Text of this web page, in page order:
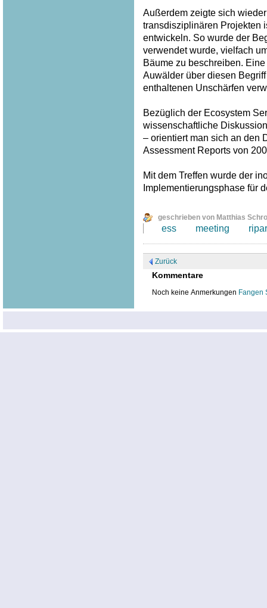
Außerdem zeigte sich
transdisziplinären Projekten
entwickeln. So wurde der
verwendet wurde, vielfach
Bäume zu beschreiben.
Auwälder über diesen
enthaltenen Unschärfen
Bezüglich der Ecosystem
wissenschaftliche
– orientiert man sich an den
Assessment Reports von
Mit dem Treffen wurde der
Implementierungsphase für
geschrieben von Matthias
ess meeting
Zurück
Kommentare
Noch keine Anmerkungen Fangen